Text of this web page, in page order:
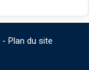
- Plan du site